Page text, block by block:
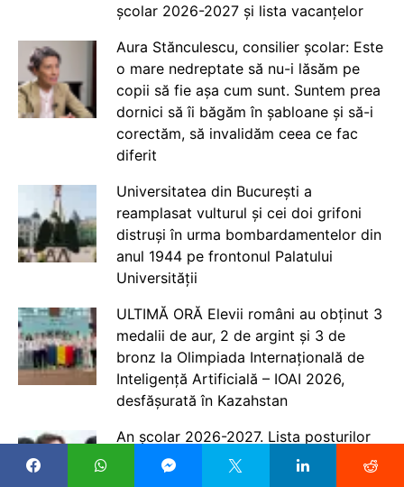
școlar 2026-2027 și lista vacanțelor
Aura Stănculescu, consilier școlar: Este
o mare nedreptate să nu-i lăsăm pe
copii să fie așa cum sunt. Suntem prea
dornici să îi băgăm în șabloane și să-i
corectăm, să invalidăm ceea ce fac
diferit
Universitatea din București a
reamplasat vulturul și cei doi grifoni
distruși în urma bombardamentelor din
anul 1944 pe frontonul Palatului
Universității
ULTIMĂ ORĂ Elevii români au obținut 3
medalii de aur, 2 de argint și 3 de
bronz la Olimpiada Internațională de
Inteligență Artificială – IOAI 2026,
desfășurată în Kazahstan
An școlar 2026-2027. Lista posturilor
pentru profesori a fost actualizată, pe